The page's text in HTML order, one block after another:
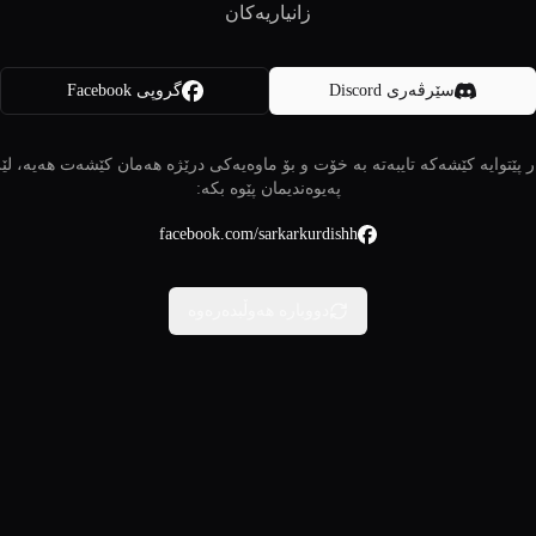
زانیاریەکان
سێرڤەری Discord گروپی Facebook
پێتوایە کێشەکە تایبەتە بە خۆت و بۆ ماوەیەکی درێژە هەمان کێشەت هەیە،
پەیوەندیمان پێوە بکە:
facebook.com/sarkarkurdishh